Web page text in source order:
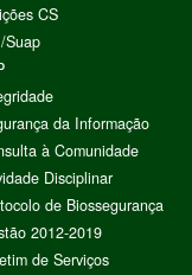
CS
Suap
da Informação
à Comunidade
Disciplinar
de Biossegurança
2012-2019
de Serviços